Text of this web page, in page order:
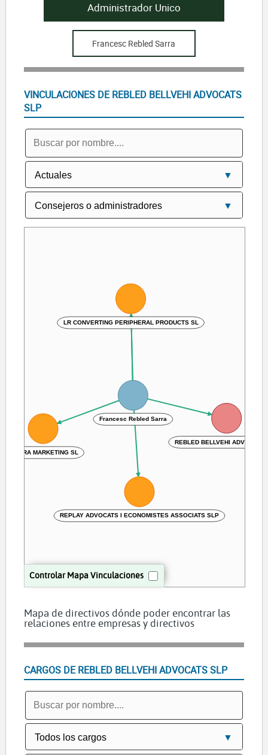
Administrador Unico
Francesc Rebled Sarra
VINCULACIONES DE REBLED BELLVEHI ADVOCATS
SLP
Controlar Mapa Vinculaciones
REBLED BELLVEHI ADVOCATS
Francesc Rebled Sarra
LR CONVERTING PERIPHERAL PRODUCTS SL
REPLAY ADVOCATS I ECONOMISTES ASSOCIATS SLP
SADIRA MARKETING SL
Mapa de directivos dónde poder encontrar las
relaciones entre empresas y directivos
CARGOS DE REBLED BELLVEHI ADVOCATS SLP